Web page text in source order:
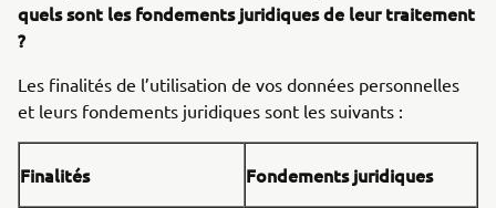
quels sont les fondements juridiques de leur traitement
?
Les finalités de l’utilisation de vos données personnelles
et leurs fondements juridiques sont les suivants :
Finalités Fondements juridiques